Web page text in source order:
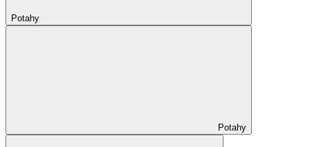
Potahy
Potahy